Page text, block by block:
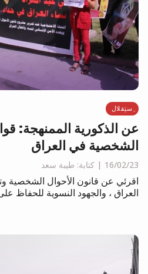
ِستِقلال
عن الذكورية الممنهجة:
الشخصية في العراق
16/02/23 كتابة: طيبة سعد
اقرئي عن قانون الأحوال الشخصية
العراق ، والجهود النسوية للحفاظ